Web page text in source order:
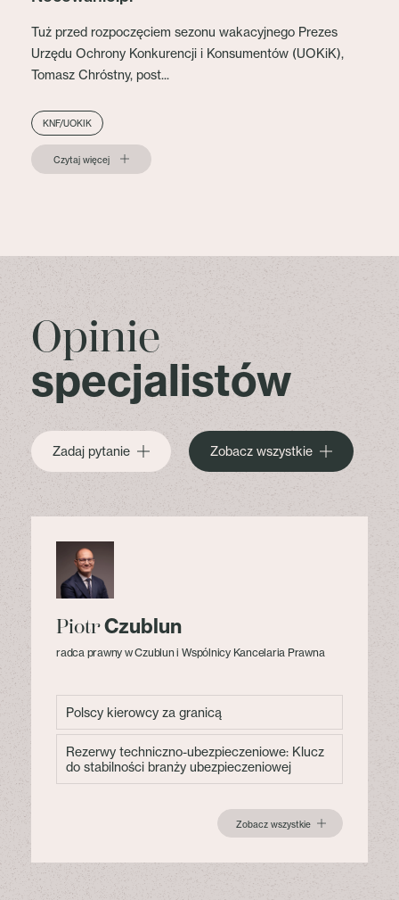
Tuż przed rozpoczęciem sezonu wakacyjnego Prezes
Urzędu Ochrony Konkurencji i Konsumentów (UOKiK),
Tomasz Chróstny, post...
KNF/UOKIK
Czytaj więcej
Opinie
specjalistów
Zadaj pytanie Zobacz wszystkie
PiotrCzublun
radca prawny w Czublun i Wspólnicy Kancelaria Prawna
Polscy kierowcy za granicą
Rezerwy techniczno-ubezpieczeniowe: Klucz
do stabilności branży ubezpieczeniowej
Zobacz wszystkie